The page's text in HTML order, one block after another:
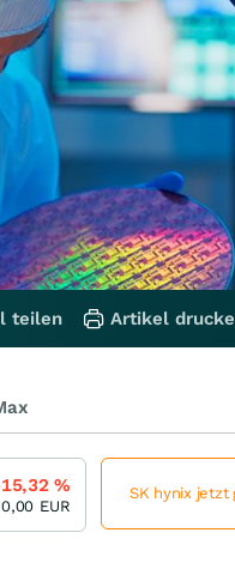
teilen Artikel
%
EUR
SK hynix jetzt